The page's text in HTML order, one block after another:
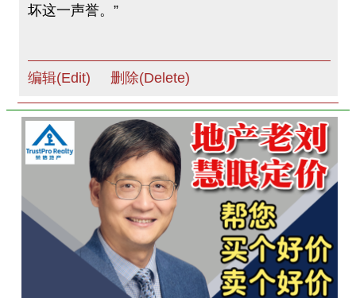
坏这一声誉。”
编辑(Edit) 删除(Delete)